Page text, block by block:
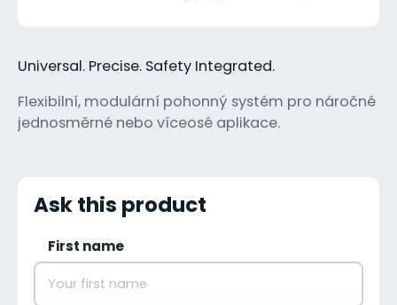
Universal. Precise. Safety Integrated.
Flexibilní, modulární pohonný systém pro náročné
jednosměrné nebo víceosé aplikace.
Ask this product
First name